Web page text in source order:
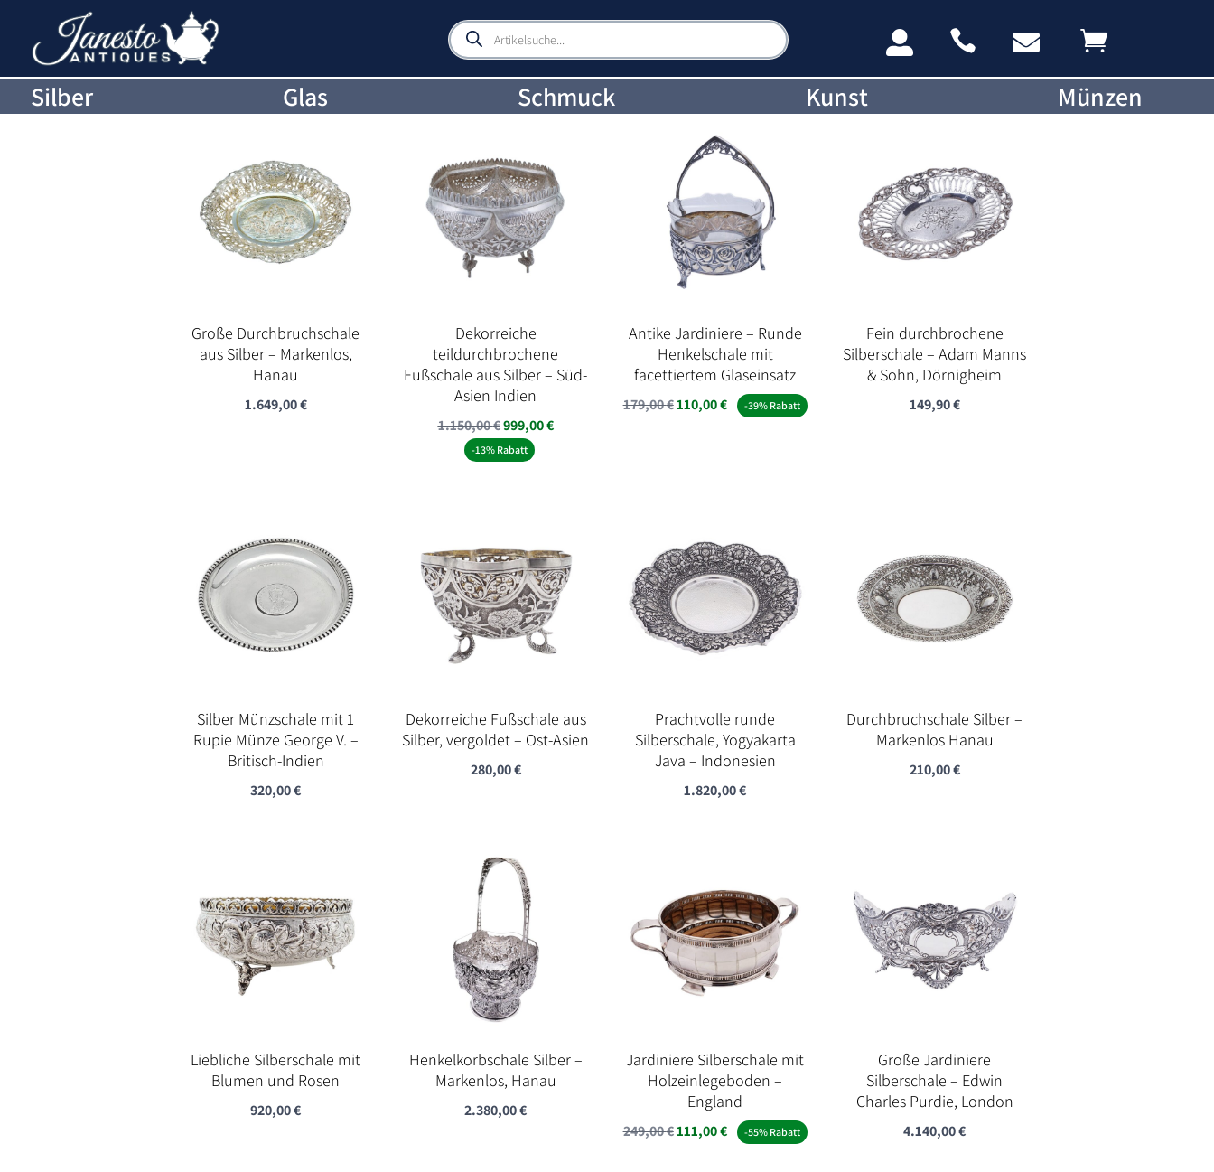
Products
search    
Silber Glas Schmuck Kunst Münzen
Große Durchbruchschale
aus Silber – Markenlos,
Hanau
1.649,00€
Dekorreiche
teildurchbrochene
Fußschale aus Silber – Süd-
Asien Indien
1.150,00€Ursprünglicher
Preis
999,00€Aktueller
-13% Rabatt
Antike Jardiniere – Runde
Henkelschale mit
facettiertem Glaseinsatz
179,00€Ursprünglicher
110,00€Aktueller
-39% Rabatt
Fein durchbrochene
Silberschale – Adam Manns
& Sohn, Dörnigheim
149,90€
Silber Münzschale mit 1
Rupie Münze George V. –
Britisch-Indien
320,00€
Dekorreiche Fußschale aus
Silber, vergoldet – Ost-Asien
280,00€
Prachtvolle runde
Silberschale, Yogyakarta
Java – Indonesien
1.820,00€
Durchbruchschale Silber –
Markenlos Hanau
210,00€
Liebliche Silberschale mit
Blumen und Rosen
920,00€
Henkelkorbschale Silber –
Markenlos, Hanau
2.380,00€
Jardiniere Silberschale mit
Holzeinlegeboden –
England
249,00€Ursprünglicher
111,00€Aktueller
-55% Rabatt
Große Jardiniere
Silberschale – Edwin
Charles Purdie, London
4.140,00€